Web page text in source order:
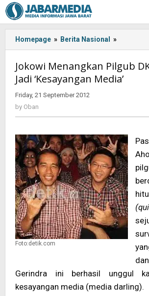
Skip
to
content
Homepage » Berita Nasional »
-:IN-
>Jokowi
Media'
<!-
-:-
-
>
Jokowi Menangkan Pilgub
Jadi ‘Kesayangan Media’
Friday, 21 September 2012
by Oban
Foto:detik.com
Gerindra ini berhasil unggul
kesayangan media (media darling).